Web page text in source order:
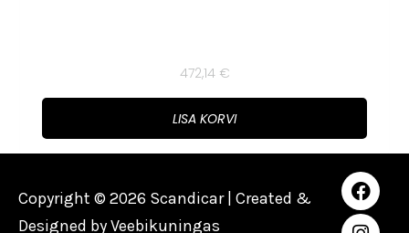
472,14 €
LISA KORVI
Copyright © 2026 Scandicar | Created &
Designed byVeebikuningas